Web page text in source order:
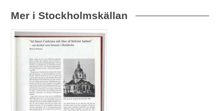
Mer i Stockholmskällan
Relaterade
poster
teman